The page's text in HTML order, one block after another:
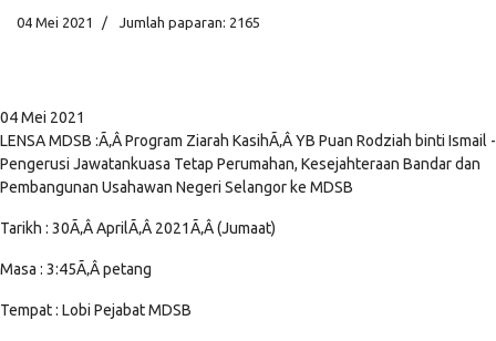
04 Mei 2021 Jumlah paparan: 2165
04 Mei 2021
LENSA MDSB :Ã‚Â Program Ziarah KasihÃ‚Â YB Puan Rodziah binti Ismail -
Pengerusi Jawatankuasa Tetap Perumahan, Kesejahteraan Bandar dan
Pembangunan Usahawan Negeri Selangor ke MDSB
Tarikh : 30Ã‚Â AprilÃ‚Â 2021Ã‚Â (Jumaat)
Masa : 3:45Ã‚Â petang
Tempat : Lobi Pejabat MDSB